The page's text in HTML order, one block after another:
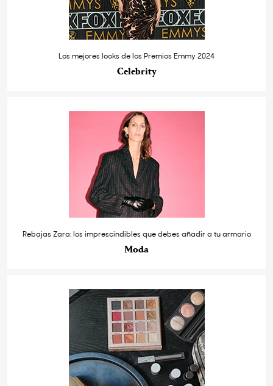
Los mejores looks de los Premios Emmy 2024
Celebrity
Rebajas Zara: los imprescindibles que debes añadir a tu armario
Moda